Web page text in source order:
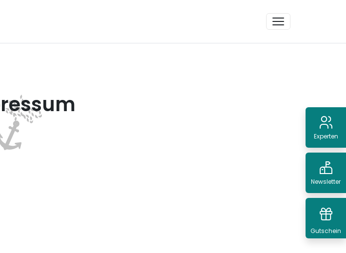
Experten
Newsletter
Gutschein